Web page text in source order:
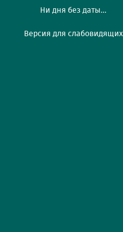
Ни дня без даты...
Версия для слабовидящих